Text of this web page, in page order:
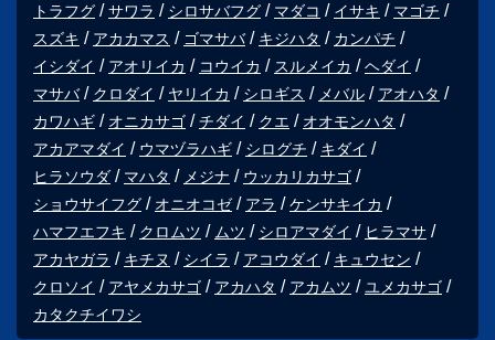
トラフグ
サワラ シロサバフグ マダコ イサキ
マゴチ
スズキ
アカカマス ゴマサバ キジハタ
カンパチ
イシダイ
アオリイカ コウイカ スルメイカ
ヘダイ
マサバ
クロダイ ヤリイカ シロギス メバル
アオハタ
カワハギ
オニカサゴ チダイ クエ
オオモンハタ
アカアマダイ
ウマヅラハギ シログチ
キダイ
ヒラソウダ
マハタ メジナ
ウッカリカサゴ
ショウサイフグ
オニオコゼ アラ
ケンサキイカ
ハマフエフキ
クロムツ ムツ シロアマダイ
ヒラマサ
アカヤガラ
キチヌ シイラ アコウダイ
キュウセン
クロソイ
アヤメカサゴ アカハタ アカムツ
ユメカサゴ
カタクチイワシ